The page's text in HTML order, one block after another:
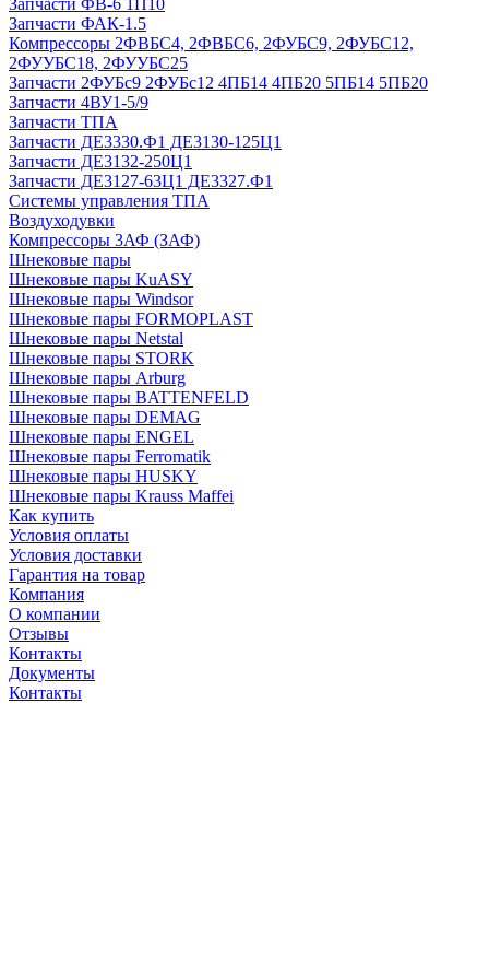
Запчасти ФВ-6 1П10
Запчасти ФАК-1.5
Компрессоры 2ФВБС4, 2ФВБС6, 2ФУБС9, 2ФУБС12,
2ФУУБС18, 2ФУУБС25
Запчасти 2ФУБс9 2ФУБс12 4ПБ14 4ПБ20 5ПБ14 5ПБ20
Запчасти 4ВУ1-5/9
Запчасти ТПА
Запчасти ДЕ3330.Ф1 ДЕ3130-125Ц1
Запчасти ДЕ3132-250Ц1
Запчасти ДЕ3127-63Ц1 ДЕ3327.Ф1
Системы управления ТПА
Воздуходувки
Компрессоры 3АФ (ЗАФ)
Шнековые пары
Шнековые пары KuASY
Шнековые пары Windsor
Шнековые пары FORMOPLAST
Шнековые пары Netstal
Шнековые пары STORK
Шнековые пары Arburg
Шнековые пары BATTENFELD
Шнековые пары DEMAG
Шнековые пары ENGEL
Шнековые пары Ferromatik
Шнековые пары HUSKY
Шнековые пары Krauss Maffei
Как купить
Условия оплаты
Условия доставки
Гарантия на товар
Компания
О компании
Отзывы
Контакты
Документы
Контакты